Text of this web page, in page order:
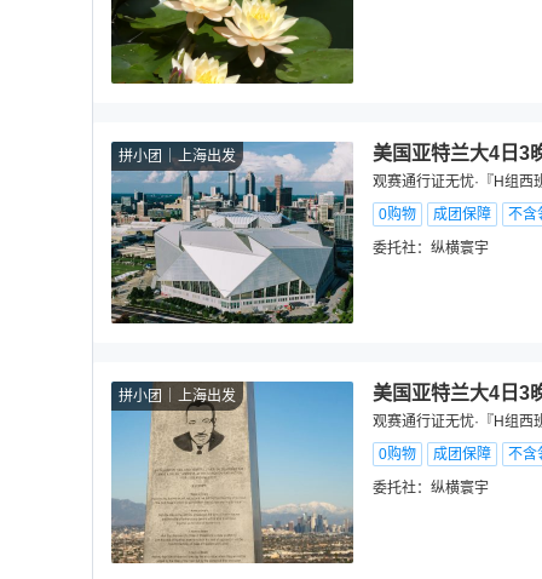
拼小团 上海出发 美国亚特兰大4日3
观赛通行证无忧·『H组西
0购物
成团保障
不含
委托社： 纵横寰宇
拼小团 上海出发 美国亚特兰大4日3
观赛通行证无忧·『H组西
0购物
成团保障
不含
委托社： 纵横寰宇